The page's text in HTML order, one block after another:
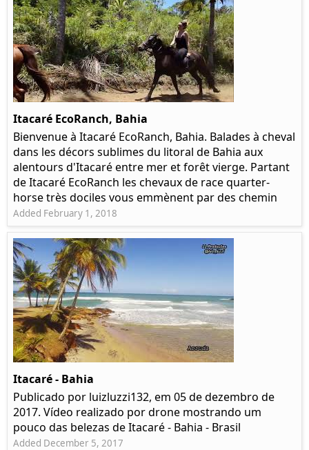
Itacaré EcoRanch, Bahia
Bienvenue à Itacaré EcoRanch, Bahia. Balades à cheval
dans les décors sublimes du litoral de Bahia aux
alentours d'Itacaré entre mer et forêt vierge. Partant
de Itacaré EcoRanch les chevaux de race quarter-
horse très dociles vous emmènent par des chemin
Added February 1, 2018
Itacaré - Bahia
Publicado por luizluzzi132, em 05 de dezembro de
2017. Vídeo realizado por drone mostrando um
pouco das belezas de Itacaré - Bahia - Brasil
Added December 5, 2017